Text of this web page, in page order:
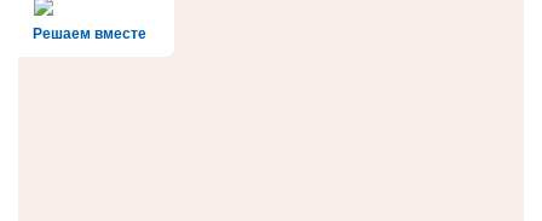
Решаем вместе